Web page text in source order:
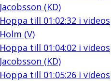
Jacobsson (KD)
Hoppa till 01:02:32 i
Holm (V)
Hoppa till 01:04:02 i
Jacobsson (KD)
Hoppa till 01:05:26i